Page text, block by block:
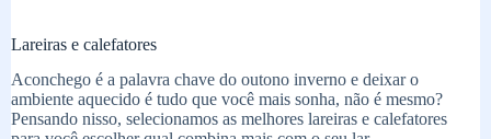
Lareiras e calefatores
Aconchego é a palavra chave do outono inverno e deixar o
ambiente aquecido é tudo que você mais sonha, não é mesmo?
Pensando nisso, selecionamos as melhores lareiras e calefatores